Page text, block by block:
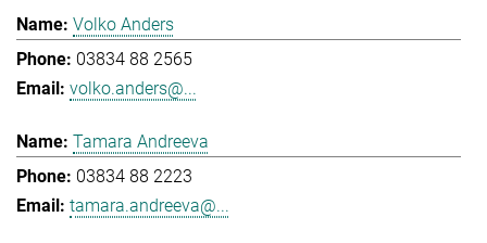
Volko Anders
03834 88 2565
volko.anders@...
Tamara Andreeva
03834 88 2223
tamara.andreeva@...